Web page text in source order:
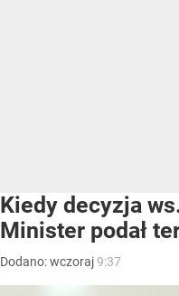
Kiedy decyzja
Minister podał
Dodano:wczoraj9:37